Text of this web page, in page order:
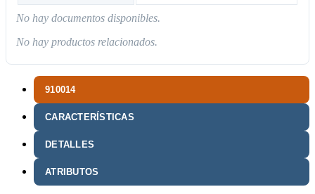
910014
CARACTERÍSTICAS
DETALLES
ATRIBUTOS
No hay documentos disponibles.
No hay productos relacionados.